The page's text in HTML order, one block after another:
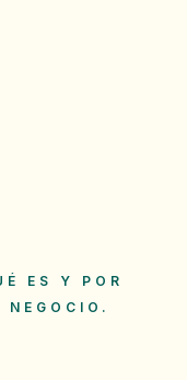
ES Y POR